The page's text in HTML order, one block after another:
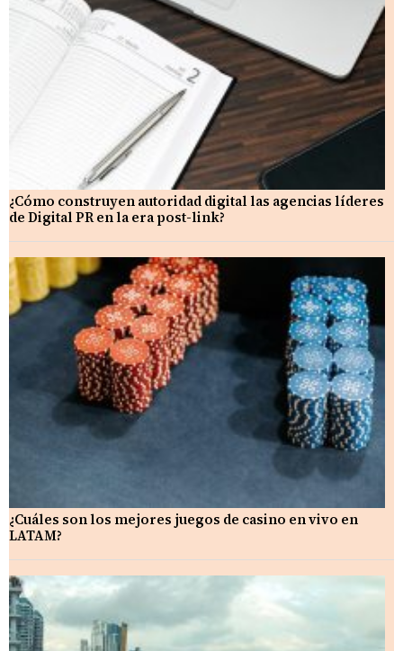
¿Cómo construyen autoridad digital las agencias líderes
de Digital PR en la era post-link?
¿Cuáles son los mejores juegos de casino en vivo en
LATAM?